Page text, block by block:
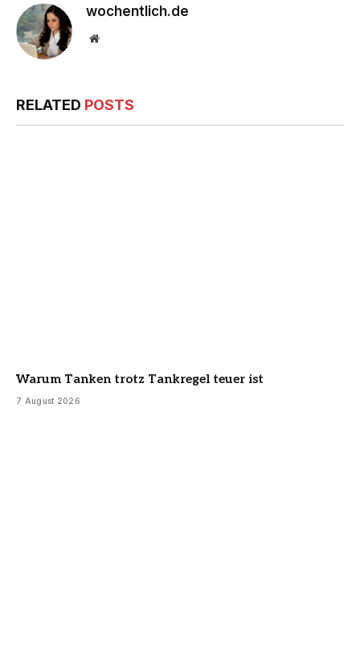
wochentlich.de
Website
RELATED POSTS
Warum Tanken trotz Tankregel teuer ist
7 August 2026